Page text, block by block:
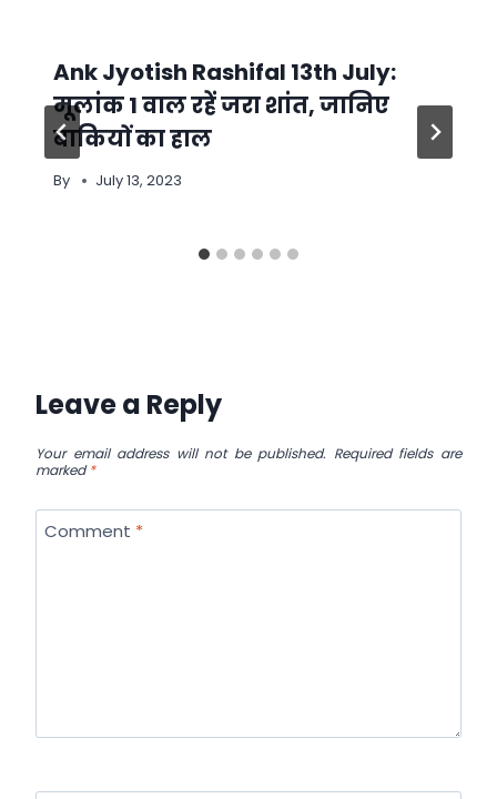
Ank Jyotish Rashifal 13th July:
मूलांक 1 वाल रहें जरा शांत, जानिए
बाकियों का हाल
By July 13, 2023
Leave a Reply
Your email address will not be published. Required fields are
marked*
Comment *